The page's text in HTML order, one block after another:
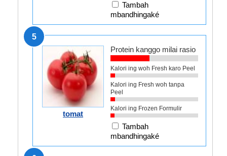
Tambah
mbandhingaké
5
tomat
Protein kanggo milai rasio
Kalori ing woh Fresh karo Peel
Kalori ing Fresh woh tanpa
Peel
Kalori ing Frozen Formulir
Tambah
mbandhingaké